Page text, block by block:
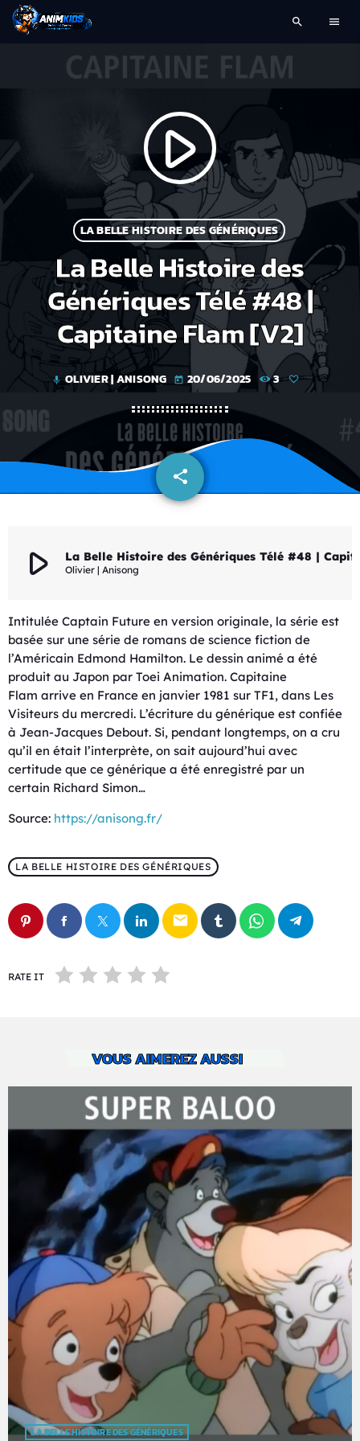
search menu
play_arrow
LA BELLE HISTOIRE DES GÉNÉRIQUES
La Belle Histoire des
Génériques Télé #48 |
Capitaine Flam [V2]
mic OLIVIER | ANISONG today 20/06/2025 3
share
email
play_arrow Olivier | Anisong
Intitulée Captain Future en version originale, la série est
basée sur une série de romans de science fiction de
l’Américain Edmond Hamilton. Le dessin animé a été
produit au Japon par Toei Animation. Capitaine
Flam arrive en France en janvier 1981 sur TF1, dans Les
Visiteurs du mercredi. L’écriture du générique est confiée
à Jean-Jacques Debout. Si, pendant longtemps, on a cru
qu’il en était l’interprète, on sait aujourd’hui avec
certitude que ce générique a été enregistré par un
certain Richard Simon…
Source: https://anisong.fr/
LA BELLE HISTOIRE DES GÉNÉRIQUES
email
RATE IT
VOUS AIMEREZ AUSSI
LA BELLE HISTOIRE DES GÉNÉRIQUES